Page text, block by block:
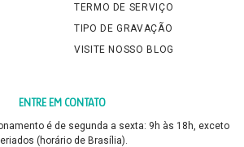
TERMO DE SERVIÇO
TIPO DE GRAVAÇÃO
VISITE NOSSO BLOG
ENTRE EM CONTATO
é de segunda a sexta: 9h às 18h, exceto
(horário de Brasília).